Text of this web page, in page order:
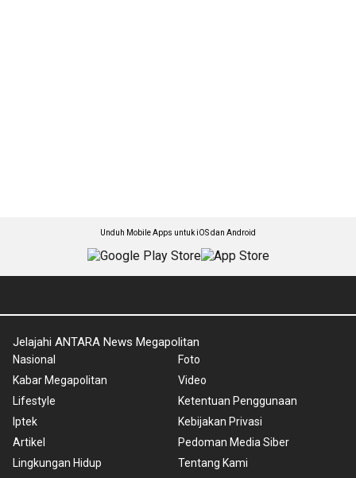
Unduh Mobile Apps untuk iOS dan Android
Jelajahi ANTARA News Megapolitan
Nasional
Kabar Megapolitan
Lifestyle
Iptek
Artikel
Lingkungan Hidup
Foto
Video
Ketentuan Penggunaan
Kebijakan Privasi
Pedoman Media Siber
Tentang Kami